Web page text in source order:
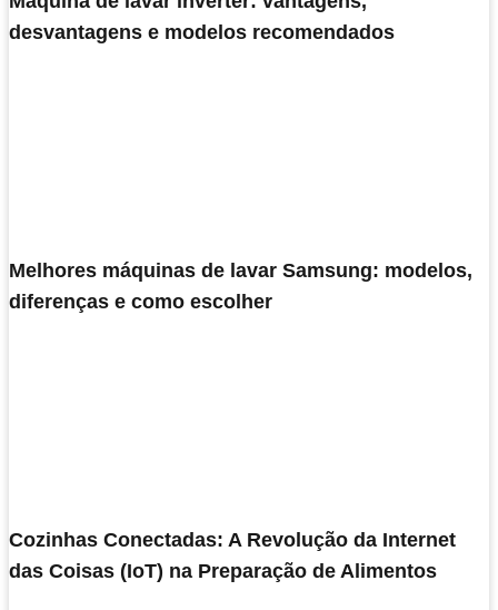
desvantagens e modelos recomendados
Melhores máquinas de lavar Samsung: modelos,
diferenças e como escolher
Cozinhas Conectadas: A Revolução da Internet
das Coisas (IoT) na Preparação de Alimentos